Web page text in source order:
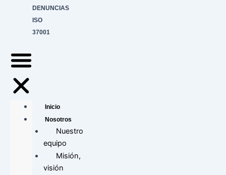
DENUNCIAS
ISO
37001
Inicio
Nosotros
Nuestro
equipo
Misión,
visión